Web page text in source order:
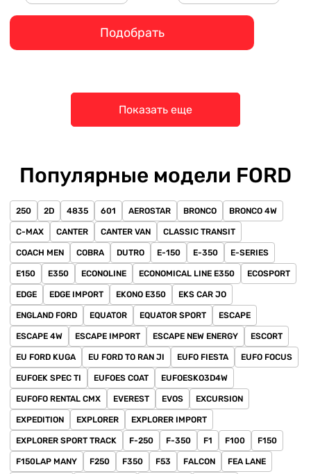
Подобрать
Показать еще
Популярные модели FORD
250 2D 4835 601 AEROSTAR BRONCO BRONCO 4W
C-MAX CANTER CANTER VAN CLASSIC TRANSIT
COACH MEN COBRA DUTRO E-150 E-350 E-SERIES
E150 E350 ECONOLINE ECONOMICAL LINE E350 ECOSPORT
EDGE EDGE IMPORT EKONO E350 EKS CAR JO
ENGLAND FORD EQUATOR EQUATOR SPORT ESCAPE
ESCAPE 4W ESCAPE IMPORT ESCAPE NEW ENERGY ESCORT
EU FORD KUGA EU FORD TO RAN JI EUFO FIESTA EUFO FOCUS
EUFOEK SPEC TI EUFOES COAT EUFOESKO3D4W
EUFOFO RENTAL CMX EVEREST EVOS EXCURSION
EXPEDITION EXPLORER EXPLORER IMPORT
EXPLORER SPORT TRACK F-250 F-350 F1 F100 F150
F150LAP MANY F250 F350 F53 FALCON FEA LANE